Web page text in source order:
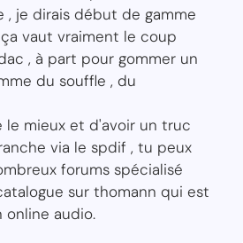
, je dirais début de gamme
vaut vraiment le coup
, à part pour gommer un
du souffle , du
mieux et d'avoir un truc
via le spdif , tu peux
forums spécialisé
sur thomann qui est
online audio.